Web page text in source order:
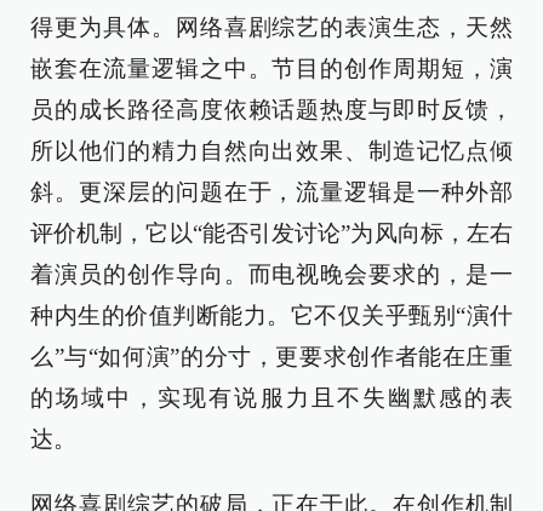
得更为具体。网络喜剧综艺的表演生态，天然
嵌套在流量逻辑之中。节目的创作周期短，演
员的成长路径高度依赖话题热度与即时反馈，
所以他们的精力自然向出效果、制造记忆点倾
斜。更深层的问题在于，流量逻辑是一种外部
评价机制，它以“能否引发讨论”为风向标，左右
着演员的创作导向。而电视晚会要求的，是一
种内生的价值判断能力。它不仅关乎甄别“演什
么”与“如何演”的分寸，更要求创作者能在庄重
的场域中，实现有说服力且不失幽默感的表
达。
网络喜剧综艺的破局，正在于此。在创作机制